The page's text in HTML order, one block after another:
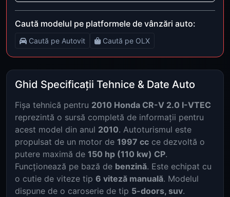
Caută modelul pe platformele de vânzări auto:
Caută pe Autovit Caută pe OLX
Ghid Specificații Tehnice & Date Auto
Fișa tehnică pentru 2010 Honda CR-V 2.0 I-VTEC
reprezintă o sursă completă de informații pentru
acest model din anul 2010. Autoturismul este
propulsat de un motor de 1997 cc ce dezvoltă o
putere maximă de 150 hp (110 kw) CP.
Funcționează pe bază de benzină. Este echipat cu
o cutie de viteze tip 6 viteză manuală. Modelul
dispune de o caroserie de tip 5-doors, suv.